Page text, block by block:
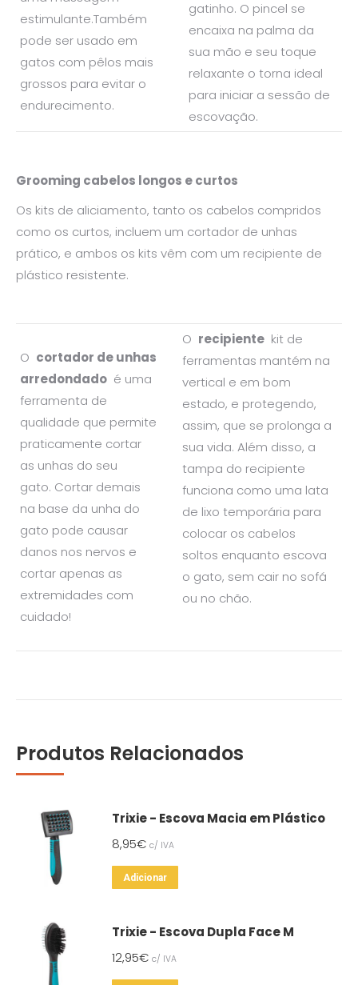
estimulante.Também
pode ser usado em
gatos com pêlos mais
grossos para evitar o
endurecimento.
gatinho. O pincel se
encaixa na palma da
sua mão e seu toque
relaxante o torna ideal
para iniciar a sessão de
escovação.
Grooming cabelos longos e curtos
Os kits de aliciamento, tanto os cabelos compridos
como os curtos, incluem um cortador de unhas
prático, e ambos os kits vêm com um recipiente de
plástico resistente.
O cortador de unhas
arredondado é uma
ferramenta de
qualidade que permite
praticamente cortar
as unhas do seu
gato. Cortar demais
na base da unha do
gato pode causar
danos nos nervos e
cortar apenas as
extremidades com
cuidado!
O recipiente kit de
ferramentas mantém na
vertical e em bom
estado, e protegendo,
assim, que se prolonga a
sua vida. Além disso, a
tampa do recipiente
funciona como uma lata
de lixo temporária para
colocar os cabelos
soltos enquanto escova
o gato, sem cair no sofá
ou no chão.
Produtos Relacionados
Trixie - Escova Macia em Plástico
8,95€ c/ IVA
Adicionar
Trixie - Escova Dupla Face M
12,95€ c/ IVA